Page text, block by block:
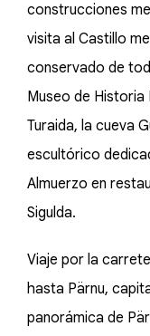
construcciones
visita al Castillo
conservado de
Museo de Historia
Turaida, la cueva
escultórico
Almuerzo en
Sigulda.
Viaje por la
hasta Pärnu,
panorámica de